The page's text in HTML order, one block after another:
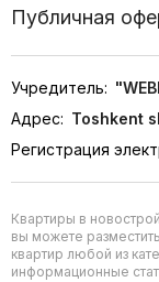
Публичная
Учредитель:
Адрес: Toshkent
Регистрация
Квартиры в
вы можете
квартир любой из
информационные